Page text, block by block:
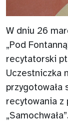
W dniu 26
„Pod
recytatorski
Uczestniczka
przygotowała
recytowania z